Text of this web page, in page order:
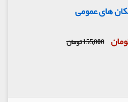
های عمومی
155,000 تومان